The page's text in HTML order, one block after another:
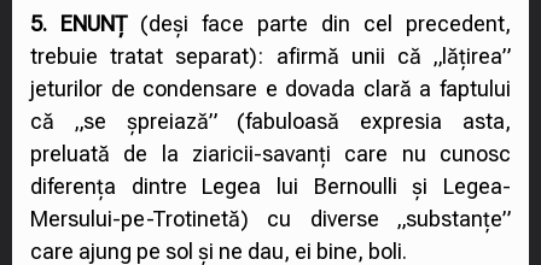
5. ENUNȚ(deși face parte din cel precedent,
trebuie tratat separat): afirmă unii că „lățirea”
jeturilor de condensare e dovada clară a faptului
că „se șpreiază” (fabuloasă expresia asta,
preluată de la ziaricii-savanți care nu cunosc
diferența dintre Legea lui Bernoulli și Legea-
Mersului-pe-Trotinetă) cu diverse „substanțe”
care ajung pe sol și ne dau, ei bine, boli.